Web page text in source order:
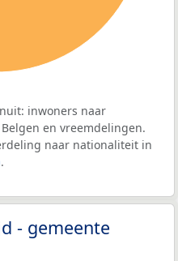
inwoners naar
en vreemdelingen.
naar nationaliteit in
.
- gemeente